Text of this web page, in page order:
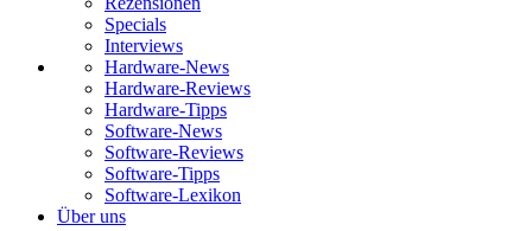
Specials
Interviews
Hardware-News
Hardware-Reviews
Hardware-Tipps
Software-News
Software-Reviews
Software-Tipps
Software-Lexikon
Über uns